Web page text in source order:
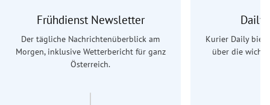
Frühdienst Newsletter
Der tägliche Nachrichtenüberblick am
Morgen, inklusive Wetterbericht für ganz
Österreich.
Daily
Kurier Daily
über die